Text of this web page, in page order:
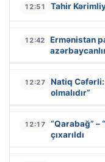
12:51 Tahir
12:42
Ermənistan
12:27
Natiq
olmalıdır”
12:17
“Qarabağ” –
çıxarıldı